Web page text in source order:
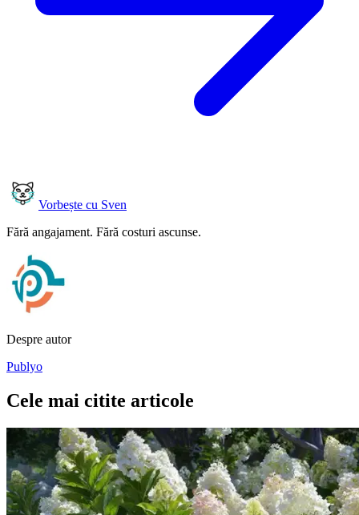
Vorbește cu Sven
Fără angajament. Fără costuri ascunse.
Despre autor
Publyo
Cele mai citite articole